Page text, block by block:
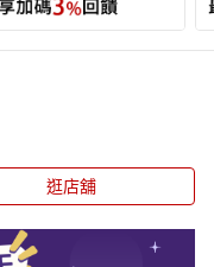
逛店舖